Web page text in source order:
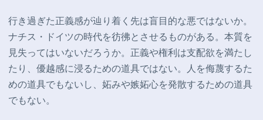
行き過ぎた正義感が辿り着く先は盲目的な悪ではないか。
ナチス・ドイツの時代を彷彿とさせるものがある。本質を
見失ってはいないだろうか。正義や権利は支配欲を満たし
たり、優越感に浸るための道具ではない。人を侮蔑するた
めの道具でもないし、妬みや嫉妬心を発散するための道具
でもない。